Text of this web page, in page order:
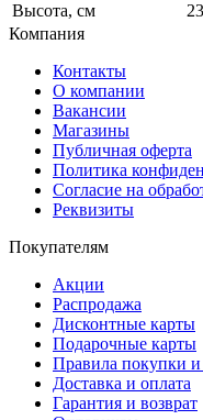
Высота, см
23
Компания
Контакты
О компании
Вакансии
Магазины
Публичная оферта
Политика
Согласие на
Реквизиты
Покупателям
Акции
Распродажа
Дисконтные карты
Подарочные карты
Правила покупки и
Доставка и оплата
Гарантия и возврат